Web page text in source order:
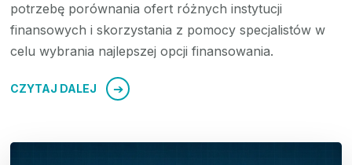
potrzebę porównania ofert różnych instytucji
finansowych i skorzystania z pomocy specjalistów w
celu wybrania najlepszej opcji finansowania.
CZYTAJ DALEJ